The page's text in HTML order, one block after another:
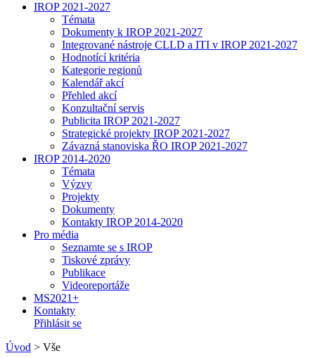
IROP 2021-2027
Témata
Dokumenty k IROP 2021-2027
Integrované nástroje CLLD a ITI v IROP 2021-2027
Hodnotící kritéria
Kategorie regionů
Kalendář akcí
Přehled akcí
Konzultační servis
Publicita IROP 2021-2027
Strategické projekty IROP 2021-2027
Závazná stanoviska ŘO IROP 2021-2027
IROP 2014-2020
Témata
Výzvy
Projekty
Dokumenty
Kontakty IROP 2014-2020
Pro média
Seznamte se s IROP
Tiskové zprávy
Publikace
Videoreportáže
MS2021+
Kontakty
Přihlásit se
Úvod > Vše